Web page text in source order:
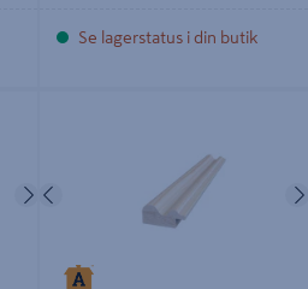
Se lagerstatus i din butik
Nästa